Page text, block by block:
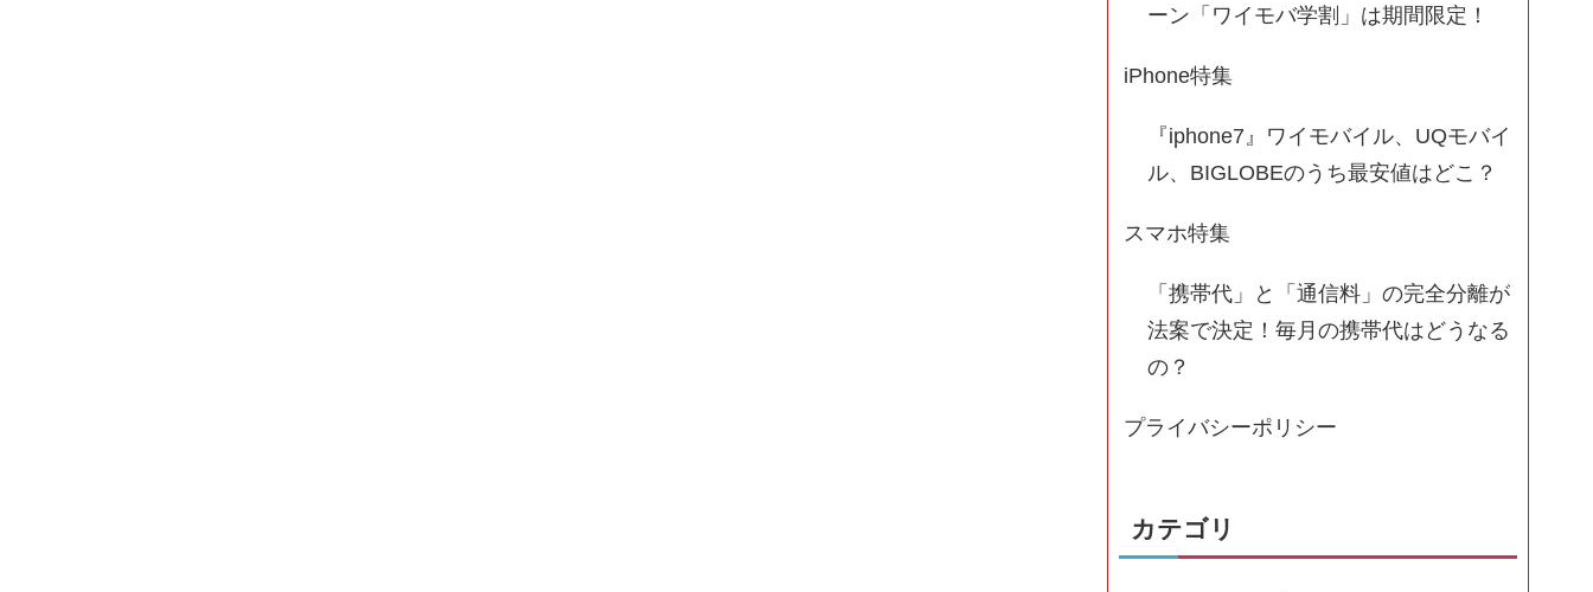
ーン「ワイモバ学割」は期間限定！
iPhone特集
『iphone7』ワイモバイル、UQモバイ
ル、BIGLOBEのうち最安値はどこ？
スマホ特集
「携帯代」と「通信料」の完全分離が
法案で決定！毎月の携帯代はどうなる
の？
プライバシーポリシー
カテゴリ